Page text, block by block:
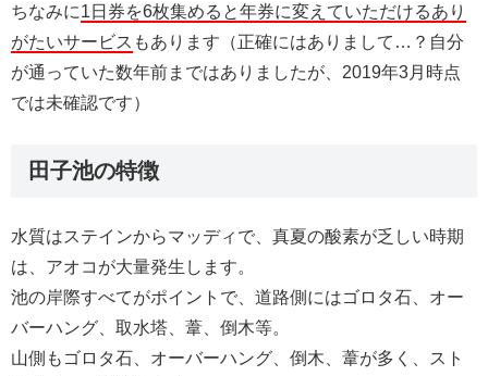
ちなみに1 日券を6枚集めると年券に変えていただけるあり
がたいサービス もあります（正確にはありまして…？自分
が通っていた数年前まではありましたが、2019年3月時点
では未確認です）
田子池の特徴
水質はステインからマッディで、真夏の酸素が乏しい時期
は、アオコが大量発生します。
池の岸際すべてがポイントで、道路側にはゴロタ石、オー
バーハング、取水塔、葦、倒木等。
山側もゴロタ石、オーバーハング、倒木、葦が多く、スト